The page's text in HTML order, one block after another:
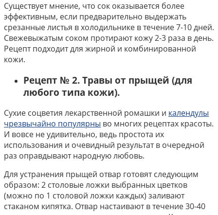
Существует мнение, что сок оказывается более
эффективным, если предварительно выдержать
срезанные листья в холодильнике в течение 7-10 дней.
Свежевыжатым соком протирают кожу 2-3 раза в день.
Рецепт подходит для жирной и комбинированной
кожи.
Рецепт № 2. Травы от прыщей (для
любого типа кожи).
Сухие соцветия лекарственной ромашки и календулы
чрезвычайно популярны во многих рецептах красоты.
И вовсе не удивительно, ведь простота их
использования и очевидный результат в очередной
раз оправдывают народную любовь.
Для устранения прыщей отвар готовят следующим
образом: 2 столовые ложки выбранных цветков
(можно по 1 столовой ложки каждых) заливают
стаканом кипятка. Отвар настаивают в течение 30-40